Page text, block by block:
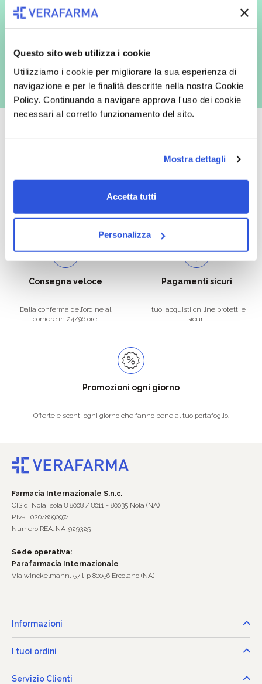
Questo sito web utilizza i cookie
Utilizziamo i cookie per migliorare la sua esperienza di
navigazione e per le finalità descritte nella nostra Cookie
Policy. Continuando a navigare approva l'uso dei cookie
necessari al corretto funzionamento del sito.
Mostra dettagli
Accetta tutti
Personalizza
espressamente al trattamento dei miei dati personali per finalità
commerciali da parte di Verafarma, tra cui invio di comunicazioni
marketing (con modalità telematiche - quali ad es. newsletter ed e-mail
Catalogo prodotti ampio e completo
Spedizione gratuita
Con un acquisto minimo di 29.90 €
Spedizioni in tutta Europa a 20€.
Consegna veloce
Dalla conferma dell’ordine al
corriere in 24/96 ore.
Pagamenti sicuri
I tuoi acquisti on line protetti e
sicuri.
Promozioni ogni giorno
Offerte e sconti ogni giorno che fanno bene al tuo portafoglio.
Farmacia Internazionale S.n.c.
CIS di Nola Isola 8 8008 / 8011 - 80035 Nola (NA)
P.Iva : 02048690974
Numero REA: NA-929325
Sede operativa:
Parafarmacia Internazionale
Via winckelmann, 57 l-p 80056 Ercolano (NA)
Informazioni
I tuoi ordini
Servizio Clienti